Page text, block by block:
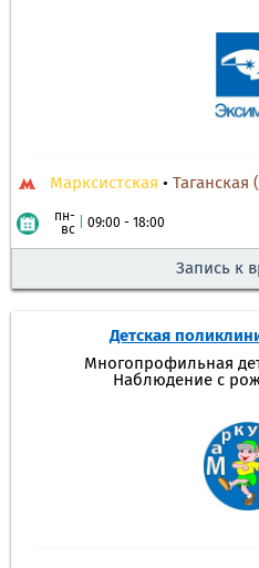
Марксистская • Таганская
пн-
вс
09:00 - 18:00
Запись к
Детская
Многопрофильная
Наблюдение с